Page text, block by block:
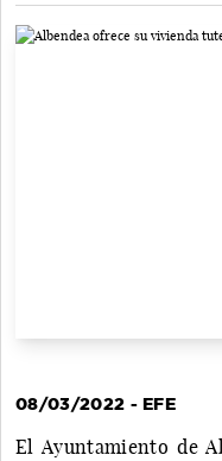
08/03/2022 - EFE
El Ayuntamiento de